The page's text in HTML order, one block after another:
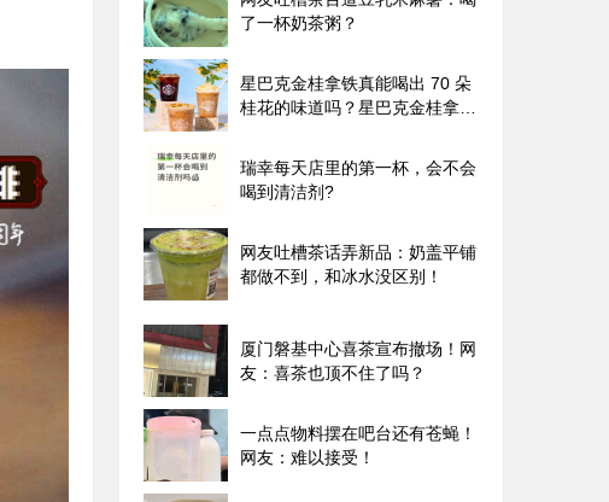
了一杯奶茶粥？
星巴克金桂拿铁真能喝出 70 朵
桂花的味道吗？星巴克金桂拿铁
瑞幸每天店里的第一杯，会不会
喝到清洁剂?
网友吐槽茶话弄新品：奶盖平铺
都做不到，和冰水没区别！
厦门磐基中心喜茶宣布撤场！网
友：喜茶也顶不住了吗？
一点点物料摆在吧台还有苍蝇！
网友：难以接受！